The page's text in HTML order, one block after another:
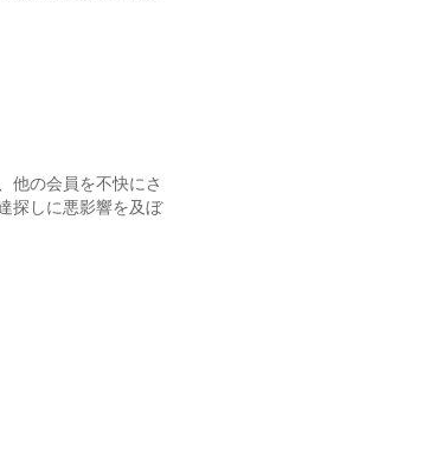
他の会員を不快にさ
探しに悪影響を及ぼ